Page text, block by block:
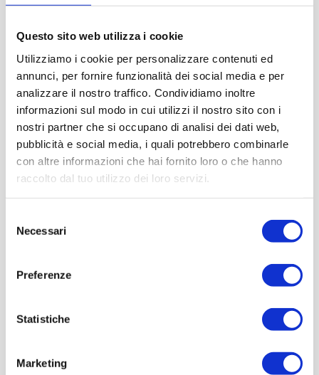
Questo sito web utilizza i cookie
Utilizziamo i cookie per personalizzare contenuti ed
annunci, per fornire funzionalità dei social media e per
analizzare il nostro traffico. Condividiamo inoltre
informazioni sul modo in cui utilizzi il nostro sito con i
nostri partner che si occupano di analisi dei dati web,
pubblicità e social media, i quali potrebbero combinarle
con altre informazioni che hai fornito loro o che hanno
raccolto dal tuo utilizzo dei loro servizi.
delNecessari
Preferenze
Statistiche
Marketing